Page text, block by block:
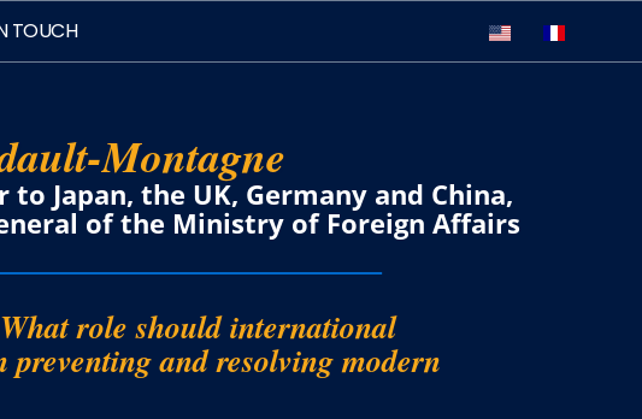
TOUCH
Montagne
Japan, the UK, Germany and China,
of the Ministry of Foreign Affairs
role should international
and resolving modern